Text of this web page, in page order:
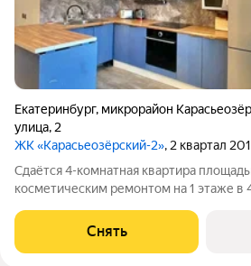
Екатеринбург, микрорайон
улица, 2
ЖК «Карасьеозёрский-2», 2 квартал
Сдаётся 4-комнатная квартира
косметическим ремонтом на 1 этаже в
Стиральная машина Холодильник Микроволновка Дом -
кирпичный, окна выходят во
Снять